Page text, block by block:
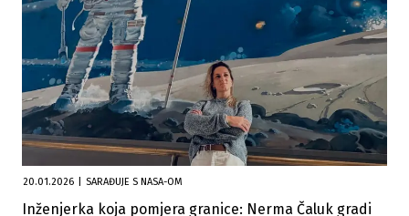
20.01.2026 SARAĐUJE S NASA-OM
Inženjerka koja pomjera granice: Nerma Čaluk gradi